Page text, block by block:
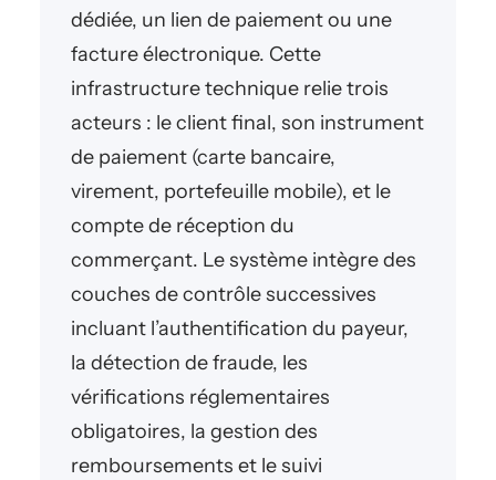
dédiée, un lien de paiement ou une
facture électronique. Cette
infrastructure technique relie trois
acteurs : le client final, son instrument
de paiement (carte bancaire,
virement, portefeuille mobile), et le
compte de réception du
commerçant. Le système intègre des
couches de contrôle successives
incluant l’authentification du payeur,
la détection de fraude, les
vérifications réglementaires
obligatoires, la gestion des
remboursements et le suivi